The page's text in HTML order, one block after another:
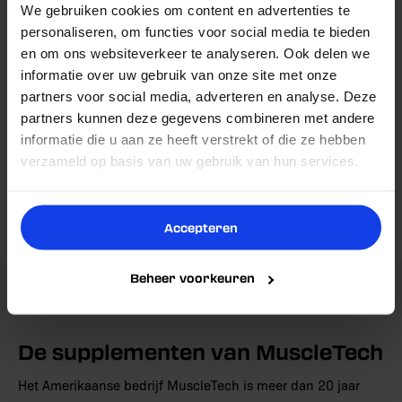
We gebruiken cookies om content en advertenties te
personaliseren, om functies voor social media te bieden
en om ons websiteverkeer te analyseren. Ook delen we
informatie over uw gebruik van onze site met onze
partners voor social media, adverteren en analyse. Deze
partners kunnen deze gegevens combineren met andere
informatie die u aan ze heeft verstrekt of die ze hebben
verzameld op basis van uw gebruik van hun services.
Accepteren
Beheer voorkeuren
MUSCLETECH
MuscleTech Mass Tech
Elite
Weight gainer
Aanbiedingsprijs
€44,99
Reguliere
MuscleTech Hydroxycut
Hardcore Super Elite (100
Plantaardige ingrediënten
De supplementen van MuscleTech
Het Amerikaanse bedrijf MuscleTech is meer dan 20 jaar
Wil jij nooit meer een goede deal missen én
profiteren van5% korting op je volgende
aankoop?
Ja Nee
Blijf op de hoogte van nieuwe producten,
slimme tips en exclusieve kortingen.
Voornaam
Email
Nu inschrijven